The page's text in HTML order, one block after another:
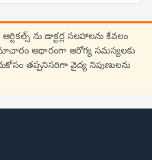
ను డాక్టర్ల సలహాలను కేవలం
ఆధారంగా ఆరోగ్య సమస్యలకు
తప్పనిసరిగా వైద్య నిపుణులను